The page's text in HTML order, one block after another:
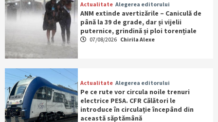
Actualitate Alegerea editorului
ANM extinde avertizările – Caniculă de
până la 39 de grade, dar și vijelii
puternice, grindină și ploi torențiale
07/08/2026 Chirila Alexe
Actualitate Alegerea editorului
Pe ce rute vor circula noile trenuri
electrice PESA. CFR Călători le
introduce în circulație începând din
această săptămână